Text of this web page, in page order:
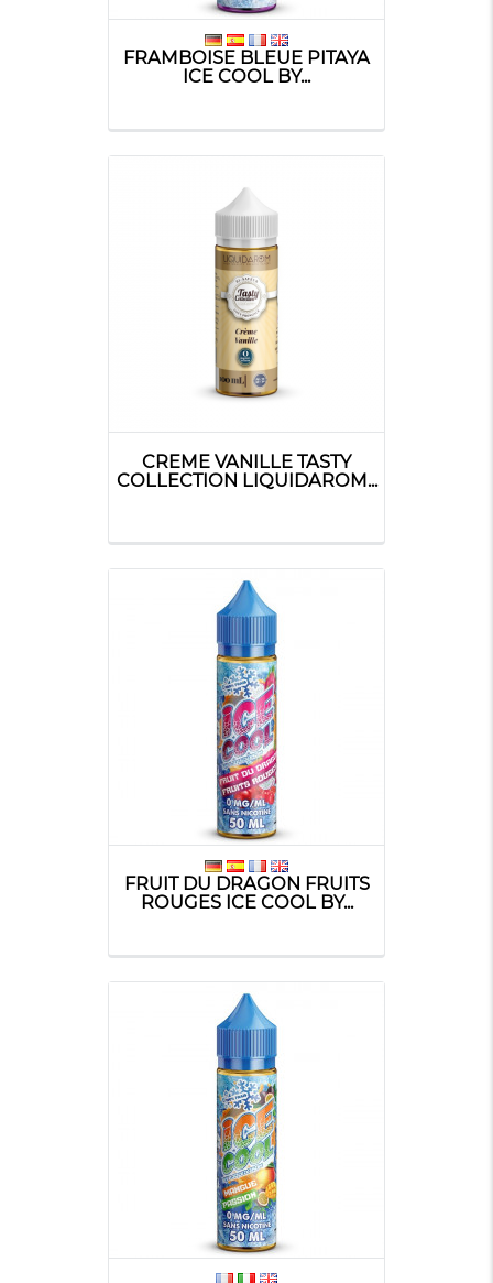
FRAMBOISE BLEUE PITAYA
ICE COOL BY...
CREME VANILLE TASTY
COLLECTION LIQUIDAROM...
FRUIT DU DRAGON FRUITS
ROUGES ICE COOL BY...